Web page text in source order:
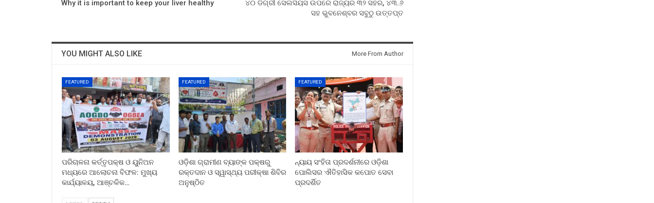
Why it is important to keep your liver healthy
୪୦ ଡିଗ୍ରୀ ସେଲସିୟସ ଉପରେ ରାଜ୍ୟର ୩୨ ସହର, ୪୩.୬
ସହ ଭୁବନେଶ୍ବର ସବୁଠୁ ଉତ୍ତପ୍ତ
YOU MIGHT ALSO LIKE More From Author
FEATURED
ପରିଚାଳନା କର୍ତ୍ତୃପକ୍ଷ ଓ ୟୁନିଅନ
ମଧ୍ୟରେ ଆଲୋଚନା ବିଫଳ: ମୁଖ୍ୟ
କାର୍ଯ୍ୟାଳୟ, ଆଞ୍ଚଳିକ…
FEATURED
ଓଡ଼ିଶା ଗ୍ରାମୀଣ ବ୍ୟାଙ୍କ ପକ୍ଷରୁ
ରକ୍ତଦାନ ଓ ସ୍ୱାସ୍ଥ୍ୟ ପରୀକ୍ଷା ଶିବିର
ଅନୁଷ୍ଠିତ
FEATURED
ନ୍ୟାୟ ସଂହିତା ପ୍ରଦର୍ଶନୀରେ ଓଡ଼ିଶା
ପୋଲିସର ଐତିହାସିକ କପୋତ ସେବା
ପ୍ରଦର୍ଶିତ